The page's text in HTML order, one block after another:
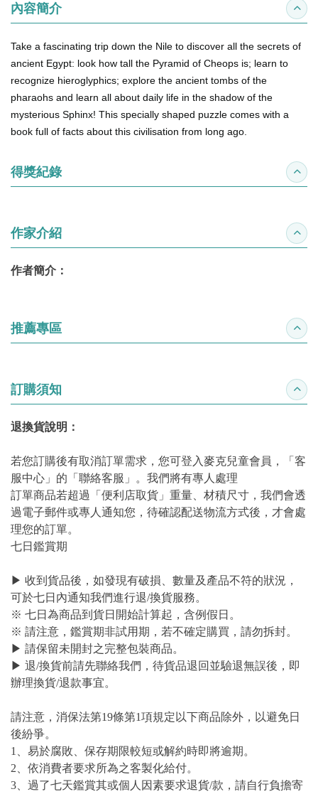
內容簡介 收合
Take a fascinating trip down the Nile to discover all the secrets of
ancient Egypt: look how tall the Pyramid of Cheops is; learn to
recognize hieroglyphics; explore the ancient tombs of the
pharaohs and learn all about daily life in the shadow of the
mysterious Sphinx! This specially shaped puzzle comes with a
book full of facts about this civilisation from long ago.
得獎紀錄 收合
作家介紹 收合
作者簡介：
推薦專區 收合
訂購須知 收合
退換貨說明：
若您訂購後有取消訂單需求，您可登入麥克兒童會員，「客
服中心」的「聯絡客服」。我們將有專人處理
訂單商品若超過「便利店取貨」重量、材積尺寸，我們會透
過電子郵件或專人通知您，待確認配送物流方式後，才會處
理您的訂單。
七日鑑賞期
▶ 收到貨品後，如發現有破損、數量及產品不符的狀況，
可於七日內通知我們進行退/換貨服務。
※ 七日為商品到貨日開始計算起，含例假日。
※ 請注意，鑑賞期非試用期，若不確定購買，請勿拆封。
▶ 請保留未開封之完整包裝商品。
▶ 退/換貨前請先聯絡我們，待貨品退回並驗退無誤後，即
辦理換貨/退款事宜。
請注意，消保法第19條第1項規定以下商品除外，以避免日
後紛爭。
1、易於腐敗、保存期限較短或解約時即將逾期。
2、依消費者要求所為之客製化給付。
3、過了七天鑑賞其或個人因素要求退貨/款，請自行負擔寄